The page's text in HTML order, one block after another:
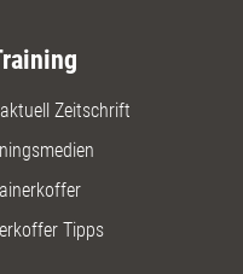
Zeitschrift
Tipps